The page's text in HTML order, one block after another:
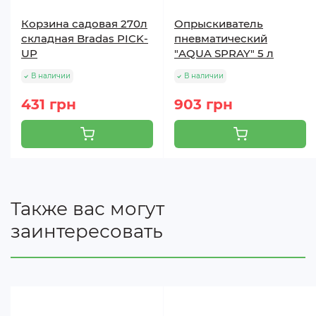
Корзина садовая 270л
складная Bradas PICK-
UP
В наличии
431 грн
Опрыскиватель
пневматический
"AQUA SPRAY" 5 л
В наличии
903 грн
Также вас могут
заинтересовать